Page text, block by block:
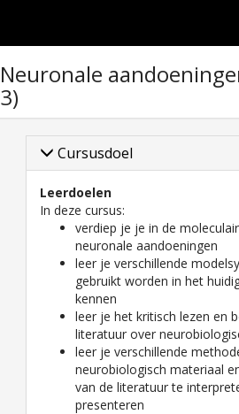
Neuronale
3)
Cursusdoel
Leerdoelen
In deze cursus:
verdiep je je in de
neuronale aandoeningen
leer je verschillende
gebruikt worden in het
kennen
leer je het kritisch lezen en
literatuur over
leer je verschillende
neurobiologisch materiaal
van de literatuur te
presenteren